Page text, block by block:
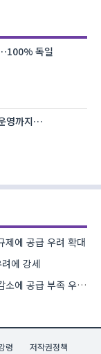
독일
영까지…
에 공급 우려 확대
에 강세
[비철금속 시황] 구리 2개월 만에 최고치…재고 감소에 공급 부족 우려 확대
령
저작권정책